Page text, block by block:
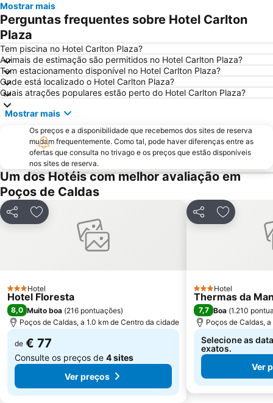
Mostrar mais
Perguntas frequentes sobre Hotel Carlton
Plaza
Tem piscina no Hotel Carlton Plaza?
Animais de estimação são permitidos no Hotel Carlton Plaza?
Tem estacionamento disponível no Hotel Carlton Plaza?
Onde está localizado o Hotel Carlton Plaza?
Quais atrações populares estão perto do Hotel Carlton Plaza?
Mostrar mais
Os preços e a disponibilidade que recebemos dos sites de reserva
mudam frequentemente. Como tal, pode haver diferenças entre as
ofertas que consulta no trivago e os preços que estão disponíveis
nos sites de reserva.
Um dos Hotéis com melhor avaliação em
Poços de Caldas
PartilharAdicionar aos favoritos
3 Estrelas
Hotel
Hotel Floresta
8,0 Muito boa (216 pontuações)
Poços de Caldas, a 1.0 km de Centro da cidade
de € 77
Consulte os preços de 4 sites
Ver preços
PartilharAdicionar
3 Estrelas
Hotel
Thermas da
7,7 Boa (1.210
Poços de Caldas,
Selecione as
exatos.
Ver